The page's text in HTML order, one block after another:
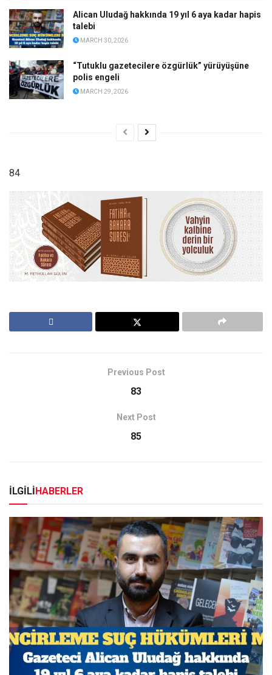
Alican Uludağ hakkında 19 yıl 6 aya kadar hapis
talebi
MARCH 30, 2026
“Tutuklu gazetecilere özgürlük” yürüyüşüne
polis engeli
MARCH 29, 2026
84
Previous Post
83
Next Post
85
İLGİLİHABERLER